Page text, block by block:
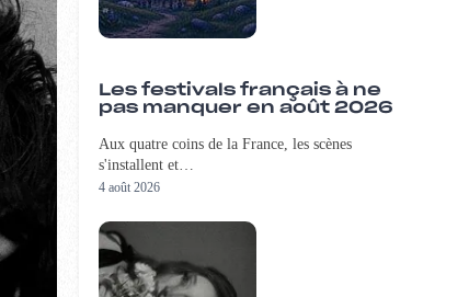
Les festivals français à ne
pas manquer en août 2026
Aux quatre coins de la France, les scènes
s'installent et…
4 août 2026